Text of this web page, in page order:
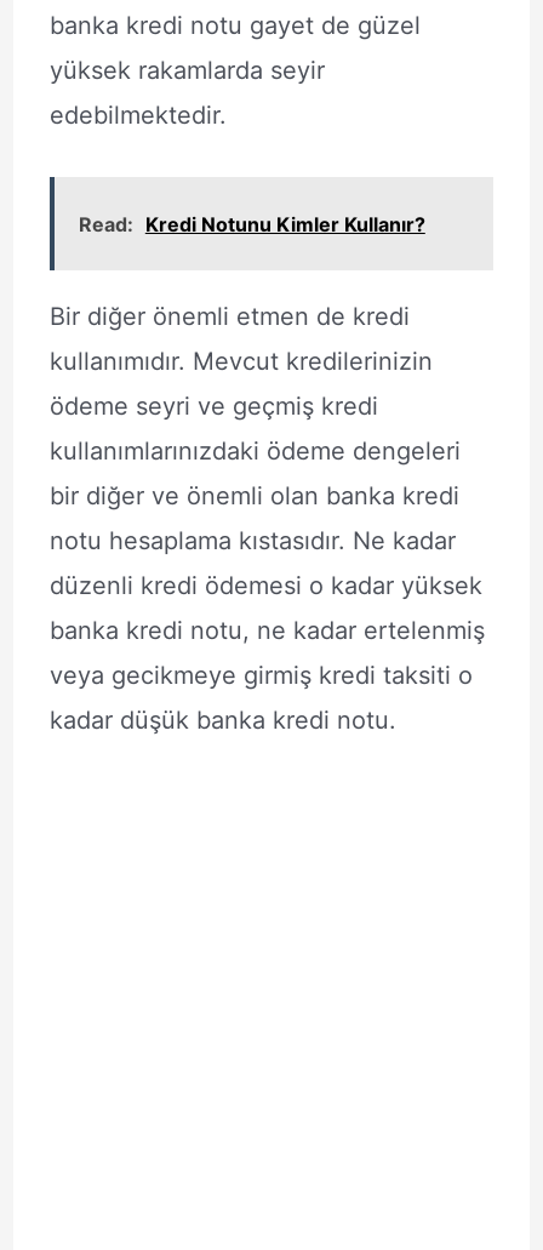
banka kredi notu gayet de güzel
yüksek rakamlarda seyir
edebilmektedir.
Read: Kredi Notunu Kimler Kullanır?
Bir diğer önemli etmen de kredi
kullanımıdır. Mevcut kredilerinizin
ödeme seyri ve geçmiş kredi
kullanımlarınızdaki ödeme dengeleri
bir diğer ve önemli olan banka kredi
notu hesaplama kıstasıdır. Ne kadar
düzenli kredi ödemesi o kadar yüksek
banka kredi notu, ne kadar ertelenmiş
veya gecikmeye girmiş kredi taksiti o
kadar düşük banka kredi notu.